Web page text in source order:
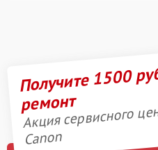
Получите 1500
ремонт
Акция сервисного
Canon